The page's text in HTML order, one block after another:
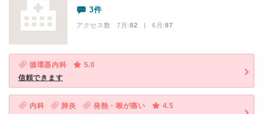
3件
アクセス数 7月:82 | 6月:87
循環器内科
5.0
信頼できます
内科 肺炎 発熱・喉が痛い
4.5